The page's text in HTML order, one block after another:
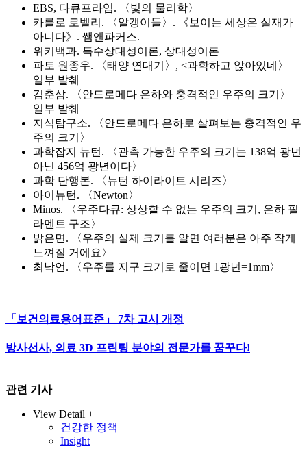
EBS, 다큐프라임. 〈빛의 물리학〉
카를로 로벨리. 〈알갱이들〉. 《보이는 세상은 실재가
아니다》. 쌤앤파커스.
위키백과. 특수상대성이론, 상대성이론
파토 원종우. 〈태양 연대기〉, <과학하고 앉아있네〉
일부 발췌
김춘삼. 〈안드로메다 은하와 충격적인 우주의 크기〉
일부 발췌
지식탐구소. 〈안드로메다 은하로 살펴보는 충격적인 우
주의 크기〉
과학잡지 뉴턴. 〈관측 가능한 우주의 크기는 138억 광년
아닌 456억 광년이다〉
과학 단행본. 〈뉴턴 하이라이트 시리즈〉
아이뉴턴. 〈Newton〉
Minos. 〈우주다큐: 상상할 수 없는 우주의 크기, 은하 필
라멘트 구조〉
밝은면. 〈우주의 실제 크기를 알면 여러분은 아주 작게
느껴질 거에요〉
최낙언. 〈우주를 지구 크기로 줄이면 1광년=1mm〉
「보건의료용어표준」 7차 고시 개정
방사선사, 의료 3D 프린팅 분야의 전문가를 꿈꾸다!
관련 기사
View Detail +
건강한 정책
Insight